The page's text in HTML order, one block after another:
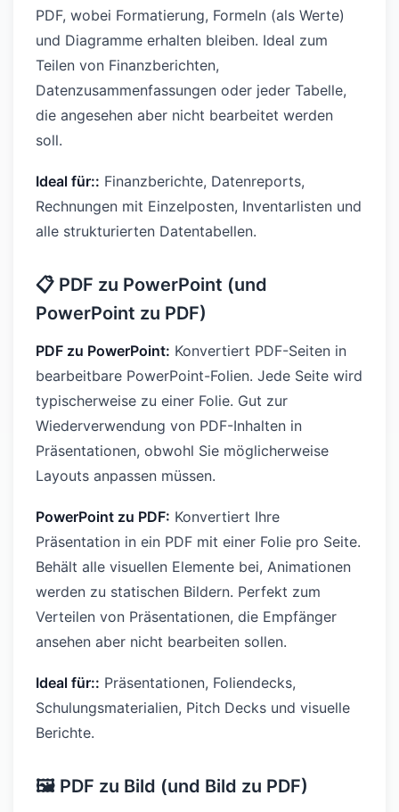
PDF, wobei Formatierung, Formeln (als Werte)
und Diagramme erhalten bleiben. Ideal zum
Teilen von Finanzberichten,
Datenzusammenfassungen oder jeder Tabelle,
die angesehen aber nicht bearbeitet werden
soll.
Ideal für:: Finanzberichte, Datenreports,
Rechnungen mit Einzelposten, Inventarlisten und
alle strukturierten Datentabellen.
📋 PDF zu PowerPoint (und
PowerPoint zu PDF)
PDF zu PowerPoint: Konvertiert PDF-Seiten in
bearbeitbare PowerPoint-Folien. Jede Seite wird
typischerweise zu einer Folie. Gut zur
Wiederverwendung von PDF-Inhalten in
Präsentationen, obwohl Sie möglicherweise
Layouts anpassen müssen.
PowerPoint zu PDF: Konvertiert Ihre
Präsentation in ein PDF mit einer Folie pro Seite.
Behält alle visuellen Elemente bei, Animationen
werden zu statischen Bildern. Perfekt zum
Verteilen von Präsentationen, die Empfänger
ansehen aber nicht bearbeiten sollen.
Ideal für:: Präsentationen, Foliendecks,
Schulungsmaterialien, Pitch Decks und visuelle
Berichte.
🖼️ PDF zu Bild (und Bild zu PDF)